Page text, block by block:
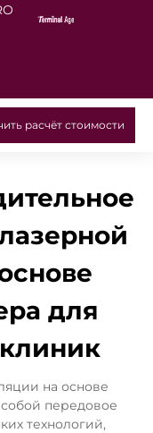
расчёт стоимости
для
на основе
передовое
технологий,